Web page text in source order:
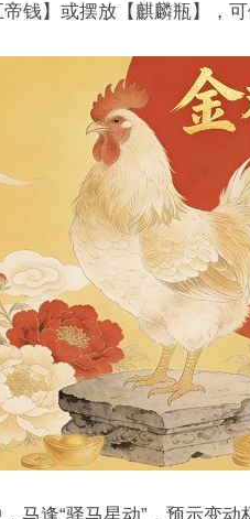
钱】或摆放【麒麟瓶】，可
马逢“驿马星动”，预示变